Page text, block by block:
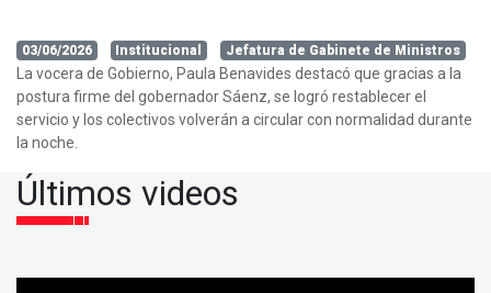
03/06/2026 Institucional Jefatura de Gabinete de Ministros
La vocera de Gobierno, Paula Benavides destacó que gracias a la
postura firme del gobernador Sáenz, se logró restablecer el
servicio y los colectivos volverán a circular con normalidad durante
la noche.
Últimos videos